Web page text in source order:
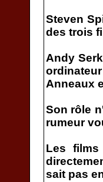
Steven
des trois
Andy
Anneaux
Son rôle
rumeur
Les
sait pas